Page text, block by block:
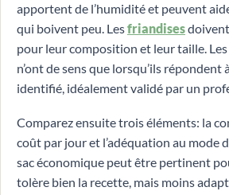
apportent de l’humidité et peuvent
qui boivent peu. Lesfriandises
pour leur composition et leur taille. Les
n’ont de sens que lorsqu’ils répondent
identifié, idéalement validé par un
Comparez ensuite trois éléments: la
coût par jour et l’adéquation au mode
sac économique peut être pertinent
tolère bien la recette, mais moins